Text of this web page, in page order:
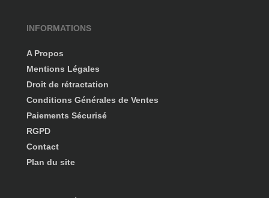
INFORMATIONS
A Propos
Mentions Légales
Droit de rétractation
Conditions Générales de Ventes
Paiements Sécurisé
RGPD
Contact
Plan du site